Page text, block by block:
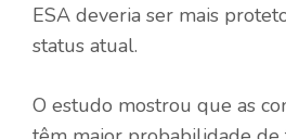
ESA deveria ser mais
status atual.
O estudo mostrou que as